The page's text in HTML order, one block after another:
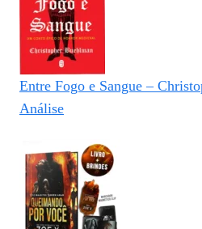
Entre Fogo e Sangue –
Análise